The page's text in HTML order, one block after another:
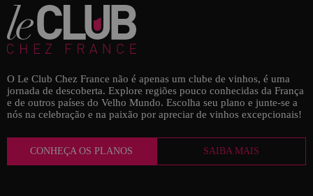
O Le Club Chez France não é apenas um clube de vinhos, é uma
jornada de descoberta. Explore regiões pouco conhecidas da França
e de outros países do Velho Mundo. Escolha seu plano e junte-se a
nós na celebração e na paixão por apreciar de vinhos excepcionais!
CONHEÇA OS PLANOS SAIBA MAIS